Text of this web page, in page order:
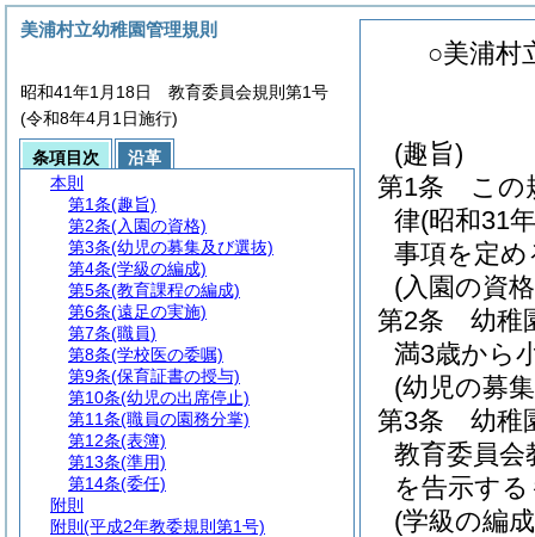
○美浦村
(趣旨)
第1条
この
律(昭和31
事項を定
(入園の資
第2条
幼稚
満3歳から
(幼児の募
第3条
幼稚
教育委員会
を告示す
(学級の編
美浦村立幼稚園管理規則
昭和41年1月18日 教育委員会規則第1号
(令和8年4月1日施行)
条項目次
沿革
本則
第1条(趣旨)
第2条(入園の資格)
第3条(幼児の募集及び選抜)
第4条(学級の編成)
第5条(教育課程の編成)
第6条(遠足の実施)
第7条(職員)
第8条(学校医の委嘱)
第9条(保育証書の授与)
第10条(幼児の出席停止)
第11条(職員の園務分掌)
第12条(表簿)
第13条(準用)
第14条(委任)
附則
附則 (平成2年教委規則第1号)